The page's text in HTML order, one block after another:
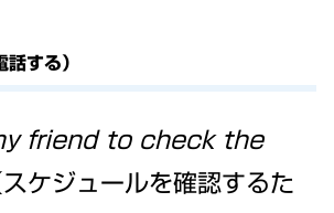
する）
friend to check the
スケジュールを確認するた